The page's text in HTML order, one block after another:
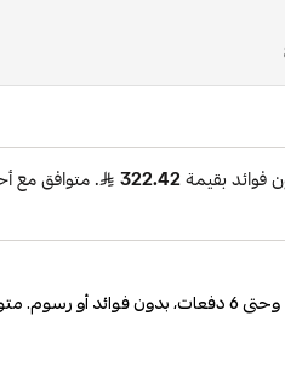
قسم دفعاتك بطريقة ميسرة إلى 4 وحتى 6 دفعات، بدون فوائد أو